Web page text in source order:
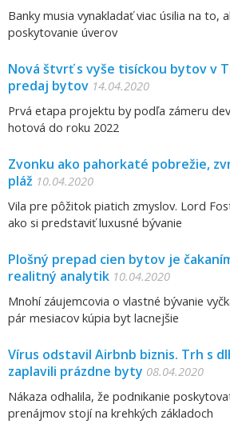
Banky musia vynakladať viac úsilia na to,
poskytovanie úverov
Nová štvrť s vyše tisíckou bytov v
predaj bytov 14.04.2020
Prvá etapa projektu by podľa zámeru
hotová do roku 2022
Zvonku ako pahorkaté pobrežie,
pláž 10.04.2020
Vila pre pôžitok piatich zmyslov. Lord
ako si predstaviť luxusné bývanie
Plošný prepad cien bytov je
realitný analytik 10.04.2020
Mnohí záujemcovia o vlastné bývanie
pár mesiacov kúpia byt lacnejšie
Vírus odstavil Airbnb biznis. Trh s
zaplavili prázdne byty 08.04.2020
Nákaza odhalila, že podnikanie
prenájmov stojí na krehkých základoch